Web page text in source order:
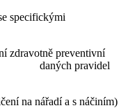
preventivní
pravidel
nářadí a s náčiním)